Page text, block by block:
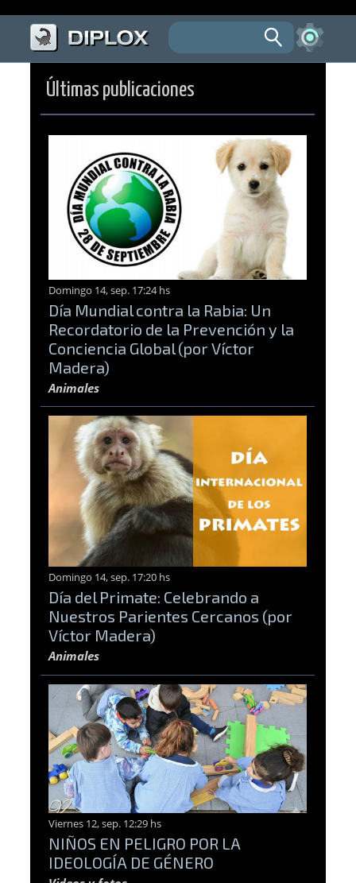
Últimas publicaciones
Domingo 14, sep. 17:24 hs
Día Mundial contra la Rabia: Un
Recordatorio de la Prevención y la
Conciencia Global (por Víctor
Madera)
Animales
Domingo 14, sep. 17:20 hs
Día del Primate: Celebrando a
Nuestros Parientes Cercanos (por
Víctor Madera)
Animales
Viernes 12, sep. 12:29 hs
NIÑOS EN PELIGRO POR LA
IDEOLOGÍA DE GÉNERO